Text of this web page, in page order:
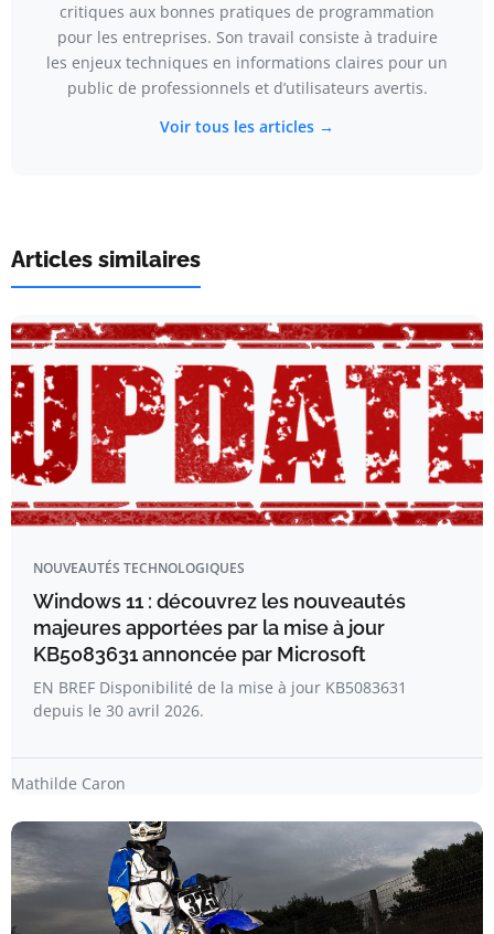
critiques aux bonnes pratiques de programmation
pour les entreprises. Son travail consiste à traduire
les enjeux techniques en informations claires pour un
public de professionnels et d’utilisateurs avertis.
Voir tous les articles →
Articles similaires
NOUVEAUTÉS TECHNOLOGIQUES
Windows 11 : découvrez les nouveautés
majeures apportées par la mise à jour
KB5083631 annoncée par Microsoft
EN BREF Disponibilité de la mise à jour KB5083631
depuis le 30 avril 2026.
Mathilde Caron